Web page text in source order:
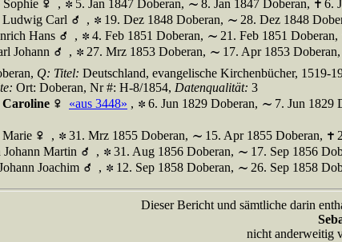
, 5. Jan 1847 Doberan, 8. Jan 1847 Doberan, 6.
Carl , 19. Dez 1848 Doberan, 28. Dez 1848
Hans , 4. Feb 1851 Doberan, 21. Feb 1851 Doberan,
Johann , 27. Mrz 1853 Doberan, 17. Apr 1853 Doberan,
Q: Titel: Deutschland, evangelische Kirchenbücher, 1519-
Ort: Doberan, Nr #: H-8/1854, Datenqualität: 3
«aus 3448» , 6. Jun 1829 Doberan, 7. Jun 1829
Marie , 31. Mrz 1855 Doberan, 15. Apr 1855 Doberan,
Martin , 31. Aug 1856 Doberan, 17. Sep 1856
Joachim , 12. Sep 1858 Doberan, 26. Sep 1858
Dieser Bericht und sämtliche darin
nicht anderweitig